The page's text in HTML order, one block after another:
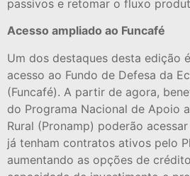
passivos e retomar o fluxo
Acesso ampliado ao Funcafé
Um dos destaques desta edição
acesso ao Fundo de Defesa da
(Funcafé). A partir de agora,
do Programa Nacional de Apoio
Rural (Pronamp) poderão
já tenham contratos ativos pelo
aumentando as opções de